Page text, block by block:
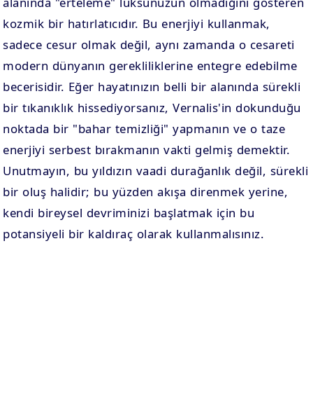
kozmik bir hatırlatıcıdır. Bu enerjiyi kullanmak,
sadece cesur olmak değil, aynı zamanda o cesareti
modern dünyanın gerekliliklerine entegre edebilme
becerisidir. Eğer hayatınızın belli bir alanında sürekli
bir tıkanıklık hissediyorsanız, Vernalis'in dokunduğu
noktada bir "bahar temizliği" yapmanın ve o taze
enerjiyi serbest bırakmanın vakti gelmiş demektir.
Unutmayın, bu yıldızın vaadi durağanlık değil, sürekli
bir oluş halidir; bu yüzden akışa direnmek yerine,
kendi bireysel devriminizi başlatmak için bu
potansiyeli bir kaldıraç olarak kullanmalısınız.